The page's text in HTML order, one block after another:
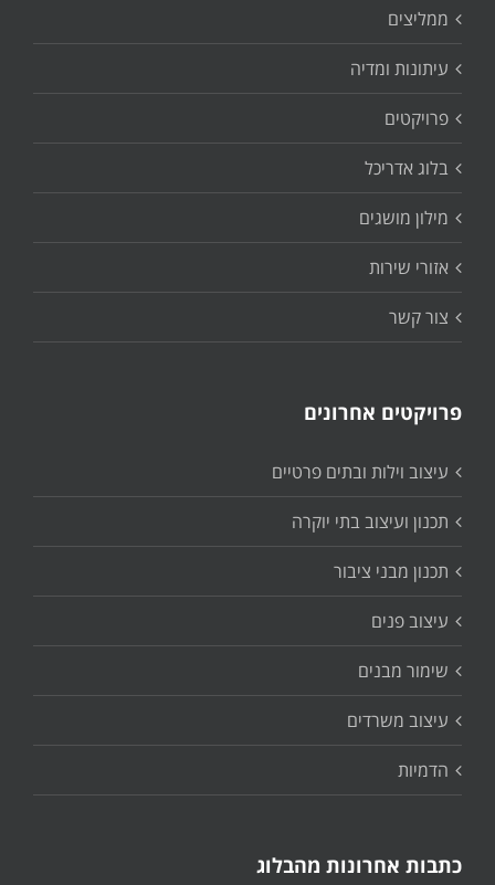
ממליצים
עיתונות ומדיה
פרויקטים
בלוג אדריכל
מילון מושגים
אזורי שירות
צור קשר
פרויקטים אחרונים
עיצוב וילות ובתים פרטיים
תכנון ועיצוב בתי יוקרה
תכנון מבני ציבור
עיצוב פנים
שימור מבנים
עיצוב משרדים
הדמיות
כתבות אחרונות מהבלוג